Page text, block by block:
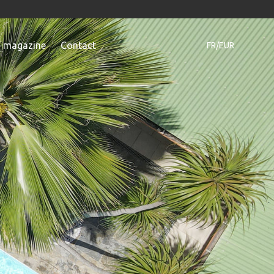
magazine Contact FR/EUR